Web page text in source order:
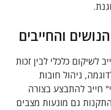
והחייבים
לשיקום כלכלי לבין זכות
ניהול חובות
חייב להתבצע בצורה
גם מונעות מצבים